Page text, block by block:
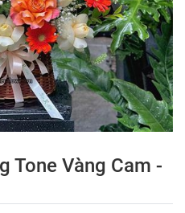
Tone Vàng Cam -